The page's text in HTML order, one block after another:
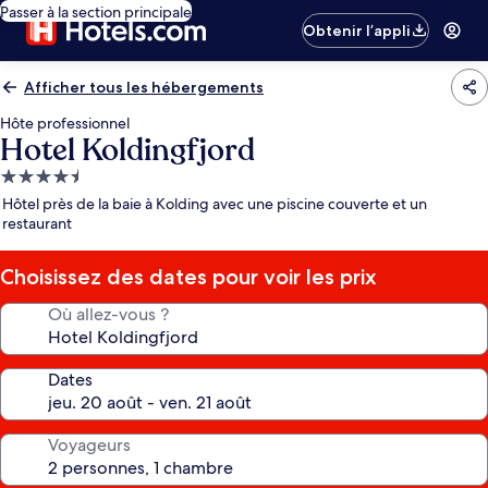
Passer à la section principale
Obtenir l’appli
Afficher tous les hébergements
Hôte professionnel
Hotel Koldingfjord
Hébergement
4.5 étoiles
Hôtel près de la baie à Kolding avec une piscine couverte et un
restaurant
Choisissez des dates pour voir les prix
Où allez-vous ?
Dates
Voyageurs